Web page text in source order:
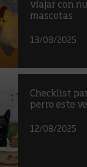
viajar con
mascotas
13/08/2025
Checklist
perro este
12/08/2025